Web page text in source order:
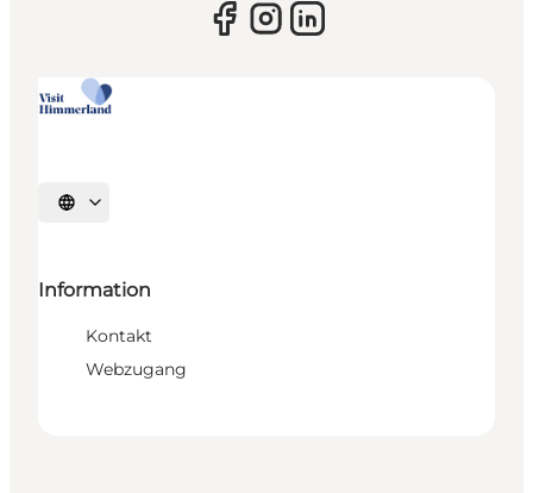
Sprache auswählen
Information
Kontakt
Webzugang